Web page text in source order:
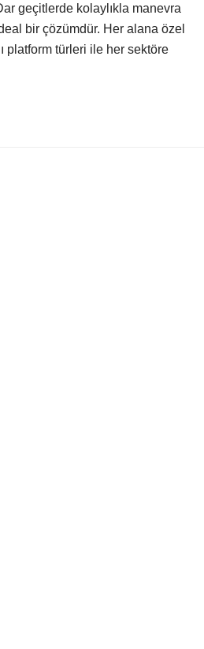
geçitlerde kolaylıkla manevra
bir çözümdür. Her alana özel
platform türleri ile her sektöre